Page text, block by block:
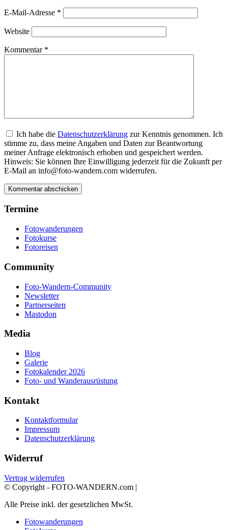
E-Mail-Adresse *
Website
Kommentar *
Ich habe die Datenschutzerklärung zur Kenntnis genommen. Ich
stimme zu, dass meine Angaben und Daten zur Beantwortung
meiner Anfrage elektronisch erhoben und gespeichert werden.
Hinweis: Sie können Ihre Einwilligung jederzeit für die Zukunft per
E-Mail an info@foto-wandern.com widerrufen.
Termine
Fotowanderungen
Fotokurse
Fotoreisen
Community
Foto-Wandern-Community
Newsletter
Partnerseiten
Mastodon
Media
Blog
Galerie
Fotokalender 2026
Foto- und Wanderausrüstung
Kontakt
Kontaktformular
Impressum
Datenschutzerklärung
Widerruf
Vertrag widerrufen
© Copyright - FOTO-WANDERN.com |
Alle Preise inkl. der gesetzlichen MwSt.
Fotowanderungen